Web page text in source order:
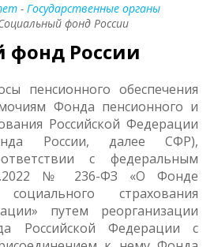
- Государственные органы
фонд России
фонд России
пенсионного обеспечения
Фонда пенсионного и
Российской Федерации
России, далее СФР),
с федеральным
№ 236-ФЗ «О Фонде
страхования
путем реорганизации
Российской Федерации с